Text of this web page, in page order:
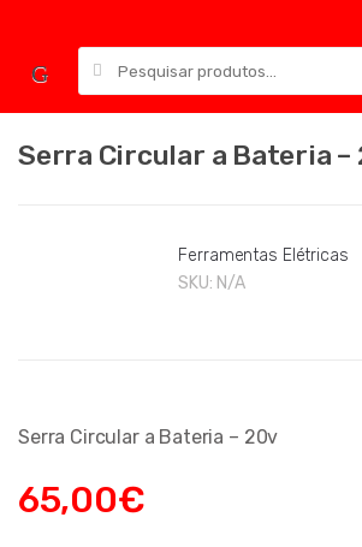
navigation
content
Serra Circular a Bateria –
Ferramentas Elétricas
SKU: N/A
Serra Circular a Bateria – 20v
65,00€